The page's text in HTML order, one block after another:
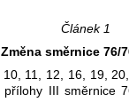
Článek 1
Změna směrnice 76/
11, 12, 16, 19,
III směrnice